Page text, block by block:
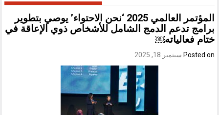
المؤتمر العالمي 2025 ‘نحن الاحتواء’ يوصي بتطوير
برامج تدعم الدمج الشامل للأشخاص ذوي الإعاقة في
ختام فعالياته￼
Posted on سبتمبر 18, 2025